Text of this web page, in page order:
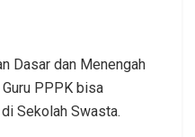
Dasar dan Menengah
PPPK bisa
Sekolah Swasta.